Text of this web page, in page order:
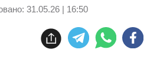
31.05.26 | 16:50